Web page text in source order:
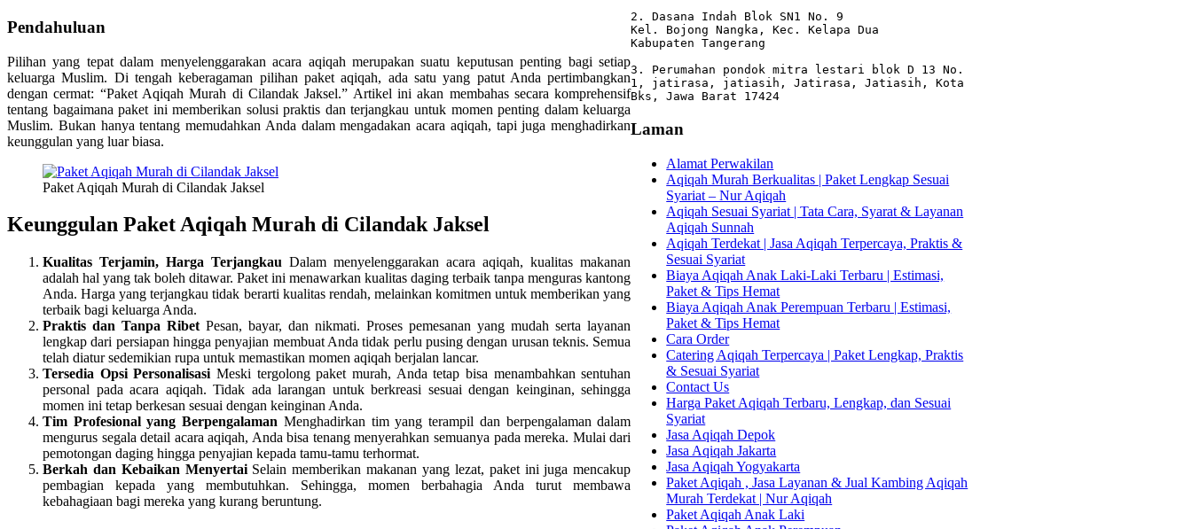
Pendahuluan
Pilihan yang tepat dalam menyelenggarakan acara aqiqah merupakan suatu keputusan penting bagi setiap
keluarga Muslim. Di tengah keberagaman pilihan paket aqiqah, ada satu yang patut Anda pertimbangkan
dengan cermat: “Paket Aqiqah Murah di Cilandak Jaksel.” Artikel ini akan membahas secara komprehensif
tentang bagaimana paket ini memberikan solusi praktis dan terjangkau untuk momen penting dalam keluarga
Muslim. Bukan hanya tentang memudahkan Anda dalam mengadakan acara aqiqah, tapi juga menghadirkan
keunggulan yang luar biasa.
Paket Aqiqah Murah di Cilandak Jaksel
Keunggulan Paket Aqiqah Murah di Cilandak Jaksel
Kualitas Terjamin, Harga Terjangkau Dalam menyelenggarakan acara aqiqah, kualitas makanan
adalah hal yang tak boleh ditawar. Paket ini menawarkan kualitas daging terbaik tanpa menguras kantong
Anda. Harga yang terjangkau tidak berarti kualitas rendah, melainkan komitmen untuk memberikan yang
terbaik bagi keluarga Anda.
Praktis dan Tanpa Ribet Pesan, bayar, dan nikmati. Proses pemesanan yang mudah serta layanan
lengkap dari persiapan hingga penyajian membuat Anda tidak perlu pusing dengan urusan teknis. Semua
telah diatur sedemikian rupa untuk memastikan momen aqiqah berjalan lancar.
Tersedia Opsi Personalisasi Meski tergolong paket murah, Anda tetap bisa menambahkan sentuhan
personal pada acara aqiqah. Tidak ada larangan untuk berkreasi sesuai dengan keinginan, sehingga
momen ini tetap berkesan sesuai dengan keinginan Anda.
Tim Profesional yang Berpengalaman Menghadirkan tim yang terampil dan berpengalaman dalam
mengurus segala detail acara aqiqah, Anda bisa tenang menyerahkan semuanya pada mereka. Mulai dari
pemotongan daging hingga penyajian kepada tamu-tamu terhormat.
Berkah dan Kebaikan MenyertaiSelain memberikan makanan yang lezat, paket ini juga mencakup
pembagian kepada yang membutuhkan. Sehingga, momen berbahagia Anda turut membawa
kebahagiaan bagi mereka yang kurang beruntung.
2. Dasana Indah Blok SN1 No. 9
Kel. Bojong Nangka, Kec. Kelapa Dua
Kabupaten Tangerang
3. Perumahan pondok mitra lestari blok D 13 No.
1, jatirasa, jatiasih, Jatirasa, Jatiasih, Kota
Bks, Jawa Barat 17424
Laman
Alamat Perwakilan
Aqiqah Murah Berkualitas | Paket Lengkap Sesuai
Syariat – Nur Aqiqah
Aqiqah Sesuai Syariat | Tata Cara, Syarat & Layanan
Aqiqah Sunnah
Aqiqah Terdekat | Jasa Aqiqah Terpercaya, Praktis &
Sesuai Syariat
Biaya Aqiqah Anak Laki-Laki Terbaru | Estimasi,
Paket & Tips Hemat
Biaya Aqiqah Anak Perempuan Terbaru | Estimasi,
Paket & Tips Hemat
Cara Order
Catering Aqiqah Terpercaya | Paket Lengkap, Praktis
& Sesuai Syariat
Contact Us
Harga Paket Aqiqah Terbaru, Lengkap, dan Sesuai
Syariat
Jasa Aqiqah Depok
Jasa Aqiqah Jakarta
Jasa Aqiqah Yogyakarta
Paket Aqiqah , Jasa Layanan & Jual Kambing Aqiqah
Murah Terdekat | Nur Aqiqah
Paket Aqiqah Anak Laki